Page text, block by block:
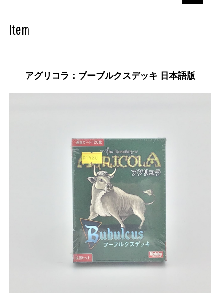
Item
アグリコラ：ブーブルクスデッキ 日本語版